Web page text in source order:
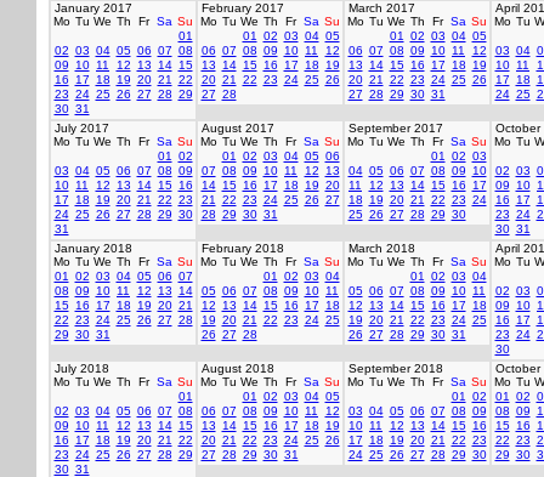
January 2017
Mo Tu We Th Fr Sa Su
01
02 03 04 05 06 07 08
09
10 11 12 13 14 15
16
17 18 19 20 21
22
23 24 25 26 27 28 29
30 31
February 2017
Mo Tu We Th Fr Sa Su
01
02 03 04 05
06 07 08 09 10 11
12
13
14 15 16 17 18
19
20 21 22 23 24 25 26
27 28
March 2017
Mo Tu We Th Fr Sa Su
01
02 03 04 05
06 07 08 09 10 11
12
13
14 15 16 17 18
19
20 21 22 23 24 25 26
27 28 29 30 31
April
Mo Tu
03 04
10 11
17
18
24 25
July 2017
Mo Tu We Th Fr Sa Su
01
02
03 04 05 06 07 08 09
10 11 12 13 14 15 16
17
18 19 20 21 22 23
24 25 26 27 28 29 30
31
August 2017
Mo Tu We Th Fr Sa Su
01
02 03 04 05 06
07 08 09 10 11 12
13
14 15 16 17 18 19 20
21
22 23 24 25 26 27
28 29 30 31
September 2017
Mo Tu We Th Fr Sa Su
01
02 03
04 05 06 07 08 09
10
11
12 13 14 15 16
17
18
19 20 21 22 23 24
25 26 27 28 29 30
October
Mo Tu
02 03
09
10
16
17
23 24
30 31
January 2018
Mo Tu We Th Fr Sa Su
01
02 03 04 05 06 07
08 09 10 11 12 13
14
15 16 17 18 19 20 21
22 23 24 25 26 27 28
29 30 31
February 2018
Mo Tu We Th Fr Sa Su
01
02 03 04
05 06 07 08 09 10 11
12
13 14 15 16 17
18
19 20 21 22 23 24 25
26 27 28
March 2018
Mo Tu We Th Fr Sa Su
01
02 03 04
05 06 07 08 09 10 11
12
13 14 15 16 17
18
19 20 21 22 23 24 25
26 27 28 29 30 31
April
Mo Tu
02 03
09
10
16
17
23 24
30
July 2018
Mo Tu We Th Fr Sa Su
01
02 03 04 05 06 07 08
09
10 11 12 13 14 15
16
17 18 19 20 21
22
23 24 25 26 27 28 29
30 31
August 2018
Mo Tu We Th Fr Sa Su
01
02 03 04 05
06 07 08 09 10 11
12
13
14 15 16 17 18
19
20 21 22 23 24 25 26
27 28 29 30 31
September 2018
Mo Tu We Th Fr Sa Su
01
02
03 04 05 06 07 08 09
10 11 12 13 14 15 16
17
18 19 20 21 22 23
24 25 26 27 28 29 30
October
Mo Tu
01
02
08 09
15 16
22 23
29 30